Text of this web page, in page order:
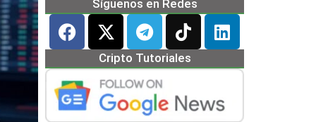
Síguenos en Redes
Cripto Tutoriales